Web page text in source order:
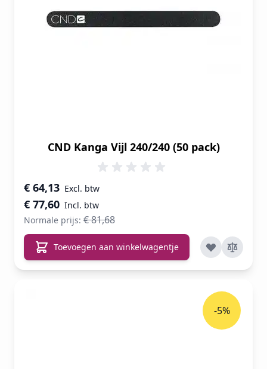
CND Kanga Vijl 240/240 (50 pack)
Speciale prijs
€ 77,60
€ 64,13
Normale prijs: € 81,68
Toevoegen aan winkelwagentje
-5%